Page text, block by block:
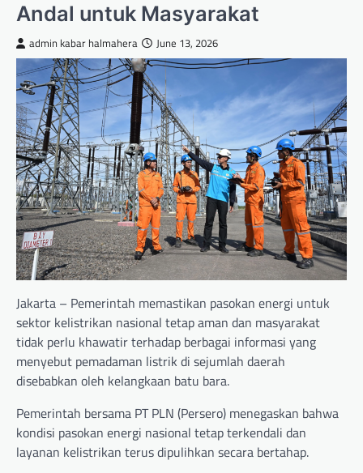
Andal untuk Masyarakat
admin kabar halmahera June 13, 2026
Jakarta – Pemerintah memastikan pasokan energi untuk
sektor kelistrikan nasional tetap aman dan masyarakat
tidak perlu khawatir terhadap berbagai informasi yang
menyebut pemadaman listrik di sejumlah daerah
disebabkan oleh kelangkaan batu bara.
Pemerintah bersama PT PLN (Persero) menegaskan bahwa
kondisi pasokan energi nasional tetap terkendali dan
layanan kelistrikan terus dipulihkan secara bertahap.